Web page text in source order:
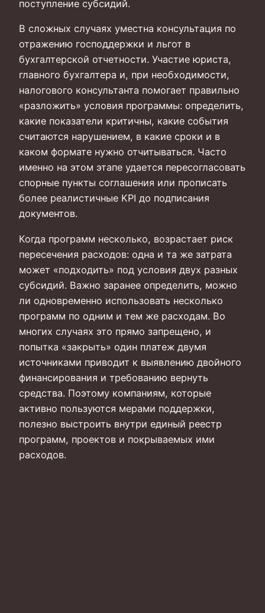
поступление субсидий.
В сложных случаях уместна консультация по
отражению господдержки и льгот в
бухгалтерской отчетности. Участие юриста,
главного бухгалтера и, при необходимости,
налогового консультанта помогает правильно
«разложить» условия программы: определить,
какие показатели критичны, какие события
считаются нарушением, в какие сроки и в
каком формате нужно отчитываться. Часто
именно на этом этапе удается пересогласовать
спорные пункты соглашения или прописать
более реалистичные KPI до подписания
документов.
Когда программ несколько, возрастает риск
пересечения расходов: одна и та же затрата
может «подходить» под условия двух разных
субсидий. Важно заранее определить, можно
ли одновременно использовать несколько
программ по одним и тем же расходам. Во
многих случаях это прямо запрещено, и
попытка «закрыть» один платеж двумя
источниками приводит к выявлению двойного
финансирования и требованию вернуть
средства. Поэтому компаниям, которые
активно пользуются мерами поддержки,
полезно выстроить внутри единый реестр
программ, проектов и покрываемых ими
расходов.